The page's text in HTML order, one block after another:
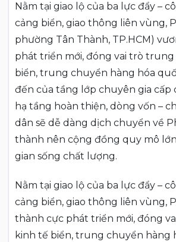
Nằm tại giao lộ của ba lực đẩy –
cảng biển, giao thông liên vùng,
phường Tân Thành, TP.HCM)
phát triển mới, đóng vai trò
biển, trung chuyển hàng hóa
đến của tầng lớp chuyên gia cấp
hạ tầng hoàn thiện, dòng vốn –
dân sẽ dễ dàng dịch chuyển về
thành nên cộng đồng quy mô
gian sống chất lượng.
Nằm tại giao lộ của ba lực đẩy –
cảng biển, giao thông liên vùng,
thành cực phát triển mới, đóng
kinh tế biển, trung chuyển hàng